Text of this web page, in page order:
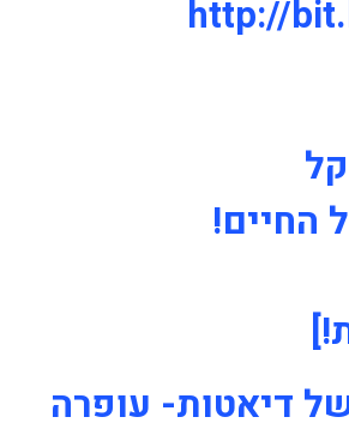
http://
החיים!
דיאטות- עופרה